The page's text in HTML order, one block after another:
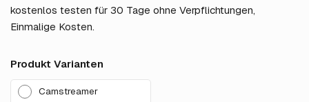
kostenlos testen für 30 Tage ohne Verpflichtungen,
Einmalige Kosten.
Produkt Varianten
Camstreamer